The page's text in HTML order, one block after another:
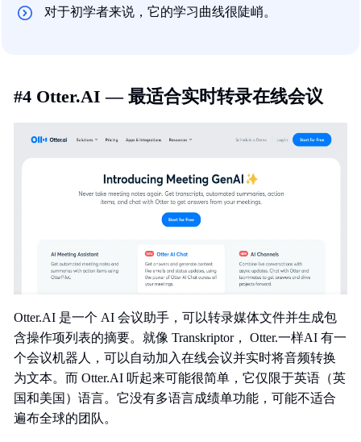
对于初学者来说，它的学习曲线很陡峭。
#4 Otter.AI — 最适合实时转录在线会议
Otter.AI 是一个 AI 会议助手，可以转录媒体文件并生成包
含操作项列表的摘要。就像 Transkriptor， Otter.一样AI 有一
个会议机器人，可以自动加入在线会议并实时将音频转换
为文本。而 Otter.AI 听起来可能很简单，它仅限于英语（英
国和美国）语言。它没有多语言成绩单功能，可能不适合
遍布全球的团队。